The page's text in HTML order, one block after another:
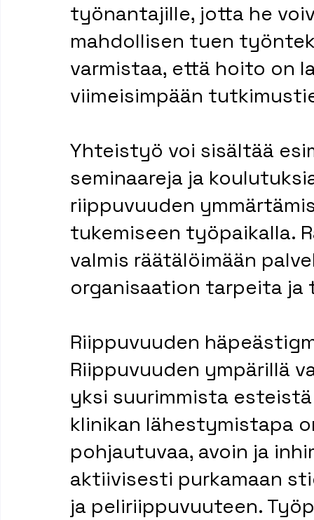
työnantajille, jotta he
mahdollisen tuen
varmistaa, että hoito on
viimeisimpään
Yhteistyö voi sisältää
seminaareja ja
riippuvuuden
tukemiseen työpaikalla.
valmis räätälöimään
organisaation tarpeita ja
Riippuvuuden
Riippuvuuden ympärillä
yksi suurimmista
klinikan lähestymistapa
pohjautuvaa, avoin ja
aktiivisesti purkamaan
ja peliriippuvuuteen.